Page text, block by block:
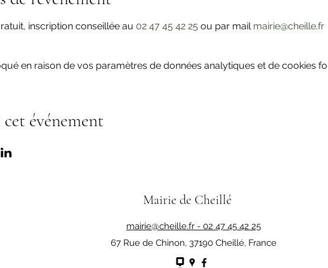
inscription conseillée au 02 47 45 42 25 ou par mail mairie@cheille.fr
en raison de vos paramètres de données analytiques et de cookies
événement
Mairie de Cheillé
mairie@cheille.fr - 02 47 45 42 25
67 Rue de Chinon, 37190 Cheillé, France